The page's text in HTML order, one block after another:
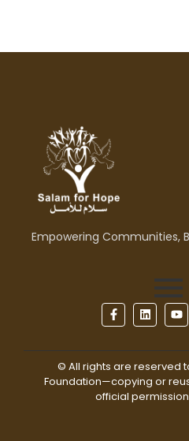
Empowering Communities,
© All rights are reserved
Foundation—copying or
official